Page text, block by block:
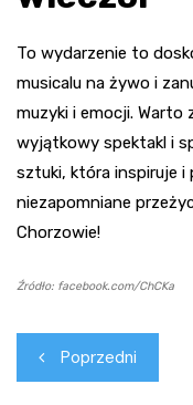
To wydarzenie to
musicalu na żywo i
muzyki i emocji.
wyjątkowy spektakl i
sztuki, która inspiruje i
niezapomniane
Chorzowie!
Źródło: facebook.com/ChCKa
Nawigacja
wpisu
Poprzedni